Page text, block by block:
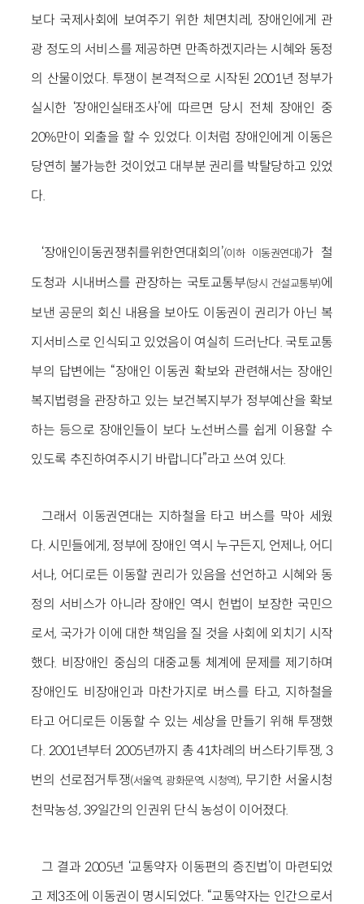
보다 국제사회에 보여주기 위한 체면치레, 장애인에게 관
광 정도의 서비스를 제공하면 만족하겠지라는 시혜와 동정
의 산물이었다. 투쟁이 본격적으로 시작된 2001년 정부가
실시한 ‘장애인실태조사’에 따르면 당시 전체 장애인 중
20%만이 외출을 할 수 있었다. 이처럼 장애인에게 이동은
당연히 불가능한 것이었고 대부분 권리를 박탈당하고 있었
다.
‘장애인이동권쟁취를위한연대회의’(이하 이동권연대)가 철
도청과 시내버스를 관장하는 국토교통부(당시 건설교통부)에
보낸 공문의 회신 내용을 보아도 이동권이 권리가 아닌 복
지서비스로 인식되고 있었음이 여실히 드러난다. 국토교통
부의 답변에는 “장애인 이동권 확보와 관련해서는 장애인
복지법령을 관장하고 있는 보건복지부가 정부예산을 확보
하는 등으로 장애인들이 보다 노선버스를 쉽게 이용할 수
있도록 추진하여주시기 바랍니다”라고 쓰여 있다.
그래서 이동권연대는 지하철을 타고 버스를 막아 세웠
다. 시민들에게, 정부에 장애인 역시 누구든지, 언제나, 어디
서나, 어디로든 이동할 권리가 있음을 선언하고 시혜와 동
정의 서비스가 아니라 장애인 역시 헌법이 보장한 국민으
로서, 국가가 이에 대한 책임을 질 것을 사회에 외치기 시작
했다. 비장애인 중심의 대중교통 체계에 문제를 제기하며
장애인도 비장애인과 마찬가지로 버스를 타고, 지하철을
타고 어디로든 이동할 수 있는 세상을 만들기 위해 투쟁했
다. 2001년부터 2005년까지 총 41차례의 버스타기투쟁, 3
번의 선로점거투쟁(서울역, 광화문역, 시청역), 무기한 서울시청
천막농성, 39일간의 인권위 단식 농성이 이어졌다.
그 결과 2005년 ‘교통약자 이동편의 증진법’이 마련되었
고 제3조에 이동권이 명시되었다. “교통약자는 인간으로서